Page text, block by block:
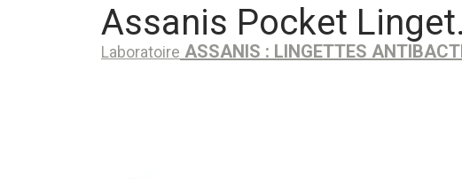
Assanis Pocket
Laboratoire ASSANIS : LINGETTES